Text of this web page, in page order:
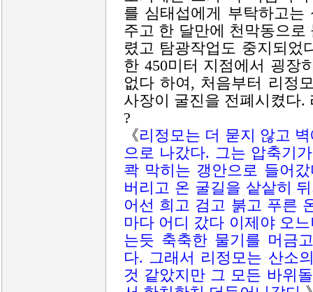
를 심태섭에게 부탁하고
주고 한 달만에 천막동으
렸고 탐광작업도 중지되었
한 450미터 지점에서 굉장
없다 하여, 처음부터 리정
사장이 굴진을 전폐시켰다.
?
《리정모는 더 묻지 않고
으로 나갔다. 그는 압축기
콱 막히는 갱안으로 들어
버리고 온 굴길을 샅샅히
어선 희고 검고 붉고 푸른
마다 어디 갔다 이제야 오
는듯 축축한 물기를 머금
다. 그래서 리정모는 산소
것 같았지만 그 모든 바위